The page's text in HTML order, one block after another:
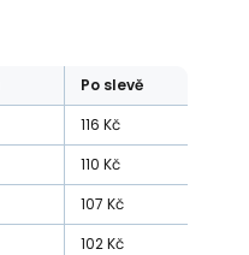
Po slevě
116 Kč
110 Kč
107 Kč
102Kč